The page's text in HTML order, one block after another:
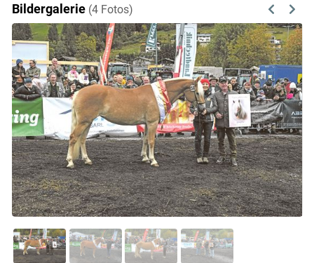
Bildergalerie (4 Fotos) Previous
Next